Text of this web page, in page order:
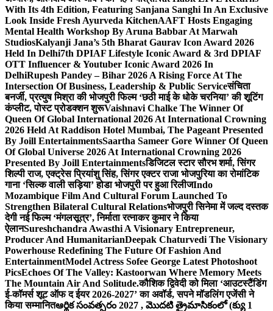
With Its 4th Edition, Featuring Sanjana Sanghi In An Exclusive
Look Inside Fresh Ayurveda KitchenAAFT Hosts Engaging
Mental Health Workshop By Aruna Babbar At Marwah
StudiosKalyanji Jana’s 5th Bharat Gaurav Icon Award 2026
Held In Delhi7th DPIAF Lifestyle Iconic Award & 3rd DPIAF
OTT Influencer & Youtuber Iconic Award 2026 In
DelhiRupesh Pandey – Bihar 2026 A Rising Force At The
Intersection Of Business, Leadership & Public Serviceसंचिता
बनर्जी, प्रत्युष मिश्रा की भोजपुरी फिल्म ‘छठी माई के धोके चरनिया’ की शूटिंग
कंप्लीट, पोस्ट प्रोडक्शन शुरूVaishnavi Chalke The Winner Of
Queen Of Global International 2026 At International Crowning
2026 Held At Raddison Hotel Mumbai, The Pageant Presented
By Joill EntertainmentsSaartha Sameer Gore Winner Of Queen
Of Global Universe 2026 At International Crowning 2026
Presented By Joill Entertainmentsडिजिटल स्टार सौरभ शर्मा, सिंगर
शिल्पी राज, एक्ट्रेस प्रियांशु सिंह, सिंगर एक्टर राजा भोजपुरिया का रोमांटिक
गाना ‘सिल्क वाली सड़िया’ होडा भोजपुरी पर हुआ रिलीजIndo
Mozambique Film And Cultural Forum Launched To
Strengthen Bilateral Cultural Relationsभोजपुरी सिनेमा में जल्द दस्तक
देगी नई फिल्म ‘मंगलसूत्र’, निर्माता रत्नाकर कुमार ने किया
ऐलानSureshchandra Awasthi A Visionary Entrepreneur,
Producer And HumanitarianDeepak Chaturvedi The Visionary
Powerhouse Redefining The Future Of Fashion And
EntertainmentModel Actress Sofee George Latest Photoshoot
PicsEchoes Of The Valley: Kastoorwan Where Memory Meets
The Mountain Air And Solitude.कौशिक द्विवेदी को मिला ‘आउटस्टैंडिंग
ई-कॉमर्स शूट ऑफ द ईयर 2026-2027’ का अवॉर्ड, सपने मॉडलिंग एजेंसी ने
किया सम्मानितఆర్థిక సంవత్సరం 2027 , మొదటి త్రైమాసికంలో (క్యు 1